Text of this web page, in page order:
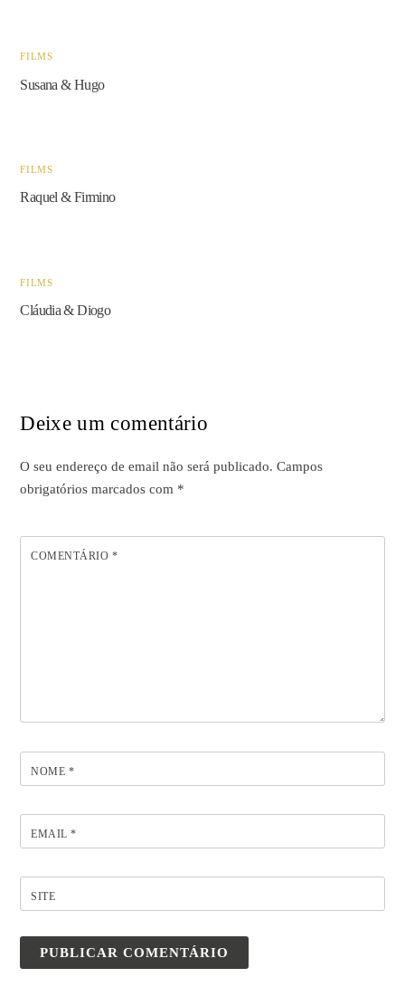
FILMS
Susana & Hugo
FILMS
Raquel & Firmino
FILMS
Cláudia & Diogo
Deixe um comentário
O seu endereço de email não será publicado. Campos
obrigatórios marcados com *
COMENTÁRIO *
NOME *
EMAIL*
SITE